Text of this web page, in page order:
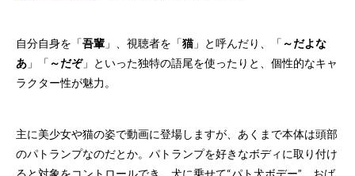
自分自身を「吾輩 」、視聴者を「猫 」と呼んだり、「 ～だよな
あ 」「 ～だぞ」といった独特の語尾を使ったりと、個性的なキャ
ラクター性が魅力。
主に美少女や猫の姿で動画に登場しますが、あくまで本体は頭部
のパトランプなのだとか。パトランプを好きなボディに取り付け